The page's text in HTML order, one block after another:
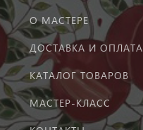
О МАСТЕРЕ
ДОСТАВКА И ОПЛАТА
КАТАЛОГ ТОВАРОВ
МАСТЕР-КЛАСС